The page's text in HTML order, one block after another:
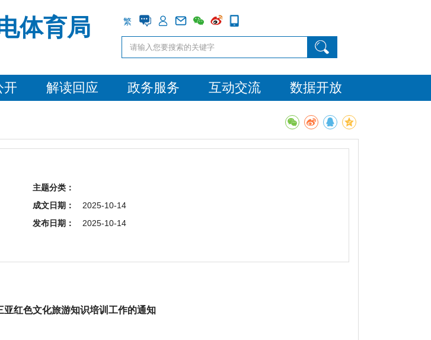
体育局 繁
开 解读回应 政务服务 互动交流 数据开放
主题分类：
成文日期：
2025-10-14
发布日期：
2025-10-14
亚红色文化旅游知识培训工作的通知